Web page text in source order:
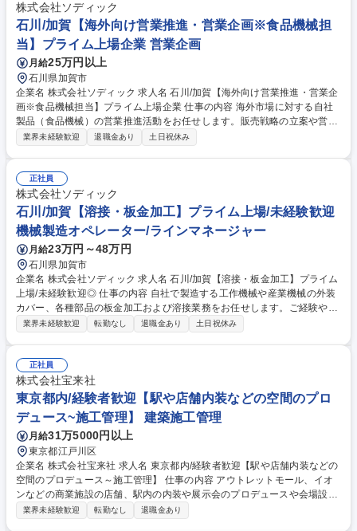
心・安全なものづくりを支える役割を担います。 【背景】これまでは室長
がシステム部分を対応していましたが、今後の体制強化のため、専業でご
対応いただく方を募集することとなりました。 募集職種 石川/加賀【アプ
リケーションエンジニア（品質保証 システム構築）】
株式会社ソディック
石川/加賀【海外向け営業推進・営業企画※食品機械担
当】プライム上場企業 営業企画
月給25万円以上
石川県加賀市
企業名 株式会社ソディック 求人名 石川/加賀【海外向け営業推進・営業企
画※食品機械担当】プライム上場企業 仕事の内容 海外市場に対する自社
製品（食品機械）の営業推進活動をお任せします。販売戦略の立案や営業
活動の支援、貿易関連業務まで、幅広い業務を通じて海外ビジネスの拡大
の支援、業務改善および進捗管理） ■輸出関連業務（貿易書類作成、海外
顧客対応、輸出手続き） 国内外の関係者と連携しながら、展示会の企画運
営サポートや広報活動、プロモーション動画・Ｗｅｂサイトの企画や制
作、運用など、多彩なアプローチで自社製品の魅力を世界へ発信します。
募集職種 石川/加賀【海外向け営業推進・営業企画※食品機械担当】プラ
イム上場企業
業界未経験歓迎 退職金あり 土日祝休み
正社員
株式会社ソディック
石川/加賀【溶接・板金加工】プライム上場/未経験歓迎
機械製造オペレーター/ラインマネージャー
月給23万円～48万円
石川県加賀市
企業名 株式会社ソディック 求人名 石川/加賀【溶接・板金加工】プライム
上場/未経験歓迎◎ 仕事の内容 自社で製造する工作機械や産業機械の外装
カバー、各種部品の板金加工および溶接業務をお任せします。ご経験や適
性に応じていずれかの工程から担当し、将来的には製造工程全体を網羅す
や半自動溶接による部品の組立、外装カバー・フレーム部品の溶接、仕上
げ、歪み調整、図面に基づく製作業務。 ★やりがい：手掛けた部品は世界
中へ納入される機械の一部となります。最先端の加工設備や溶接技術に触
れながら、モノづくりの達成感を味わえる環境です。 募集職種 石川/加賀
【溶接・板金加工】プライム上場/未経験歓迎◎
業界未経験歓迎 転勤なし 退職金あり 土日祝休み
正社員
株式会社宝来社
東京都内/経験者歓迎【駅や店舗内装などの空間のプロ
デュース~施工管理】 建築施工管理
月給31万5000円以上
東京都江戸川区
企業名 株式会社宝来社 求人名 東京都内/経験者歓迎【駅や店舗内装などの
空間のプロデュース～施工管理】 仕事の内容 アウトレットモール、イオ
ンなどの商業施設の店舗、駅内の内装や展示会のプロデュースや会場設営
など様々な業界・業種の空間プロデュースから施工までの管理全般をご担
業界未経験歓迎 転勤なし 退職金あり